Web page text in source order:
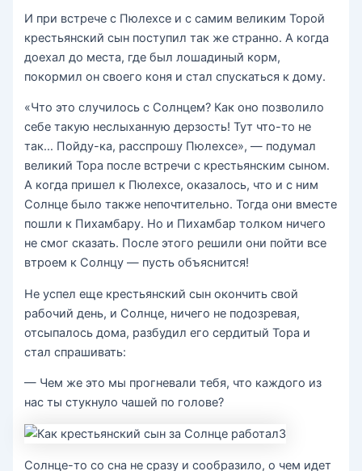
И при встрече с Пюлехсе и с самим великим Торой
крестьянский сын поступил так же странно. А когда
доехал до места, где был лошадиный корм,
покормил он своего коня и стал спускаться к дому.
«Что это случилось с Солнцем? Как оно позволило
себе такую неслыханную дерзость! Тут что-то не
так… Пойду-ка, расспрошу Пюлехсе», — подумал
великий Тора после встречи с крестьянским сыном.
А когда пришел к Пюлехсе, оказалось, что и с ним
Солнце было также непочтительно. Тогда они вместе
пошли к Пихамбару. Но и Пихамбар толком ничего
не смог сказать. После этого решили они пойти все
втроем к Солнцу — пусть объяснится!
Не успел еще крестьянский сын окончить свой
рабочий день, и Солнце, ничего не подозревая,
отсыпалось дома, разбудил его сердитый Тора и
стал спрашивать:
— Чем же это мы прогневали тебя, что каждого из
нас ты стукнуло чашей по голове?
Солнце-то со сна не сразу и сообразило, о чем идет